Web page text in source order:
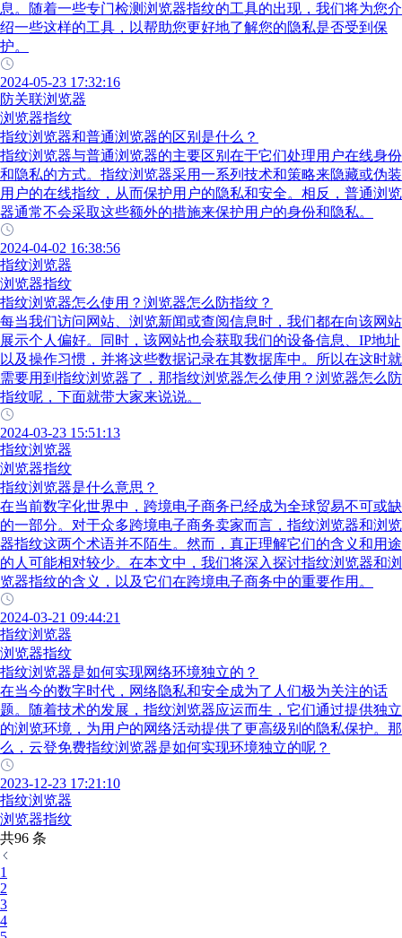
息。随着一些专门检测浏览器指纹的工具的出现，我们将为您介
绍一些这样的工具，以帮助您更好地了解您的隐私是否受到保
护。
2024-05-23 17:32:16
防关联浏览器
浏览器指纹
指纹浏览器和普通浏览器的区别是什么？
指纹浏览器与普通浏览器的主要区别在于它们处理用户在线身份
和隐私的方式。指纹浏览器采用一系列技术和策略来隐藏或伪装
用户的在线指纹，从而保护用户的隐私和安全。相反，普通浏览
器通常不会采取这些额外的措施来保护用户的身份和隐私。
2024-04-02 16:38:56
指纹浏览器
浏览器指纹
指纹浏览器怎么使用？浏览器怎么防指纹？
每当我们访问网站、浏览新闻或查阅信息时，我们都在向该网站
展示个人偏好。同时，该网站也会获取我们的设备信息、IP地址
以及操作习惯，并将这些数据记录在其数据库中。所以在这时就
需要用到指纹浏览器了，那指纹浏览器怎么使用？浏览器怎么防
指纹呢，下面就带大家来说说。
2024-03-23 15:51:13
指纹浏览器
浏览器指纹
指纹浏览器是什么意思？
在当前数字化世界中，跨境电子商务已经成为全球贸易不可或缺
的一部分。对于众多跨境电子商务卖家而言，指纹浏览器和浏览
器指纹这两个术语并不陌生。然而，真正理解它们的含义和用途
的人可能相对较少。在本文中，我们将深入探讨指纹浏览器和浏
览器指纹的含义，以及它们在跨境电子商务中的重要作用。
2024-03-21 09:44:21
指纹浏览器
浏览器指纹
指纹浏览器是如何实现网络环境独立的？
在当今的数字时代，网络隐私和安全成为了人们极为关注的话
题。随着技术的发展，指纹浏览器应运而生，它们通过提供独立
的浏览环境，为用户的网络活动提供了更高级别的隐私保护。那
么，云登免费指纹浏览器是如何实现环境独立的呢？
2023-12-23 17:21:10
指纹浏览器
浏览器指纹
共96 条
1
2
3
4